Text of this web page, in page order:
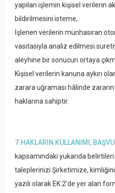
yapılan işlemin kişisel verilerin
bildirilmesini isteme,
İşlenen verilerin münhasıran
vasıtasıyla analiz edilmesi
aleyhine bir sonucun ortaya
Kişisel verilerin kanuna aykırı
zarara uğraması hâlinde
haklarına sahiptir.
7.HAKLARIN KULLANIMI,
kapsamındaki yukarıda belirtilen
taleplerinizi Şirketimize,
yazılı olarak EK:2’de yer alan